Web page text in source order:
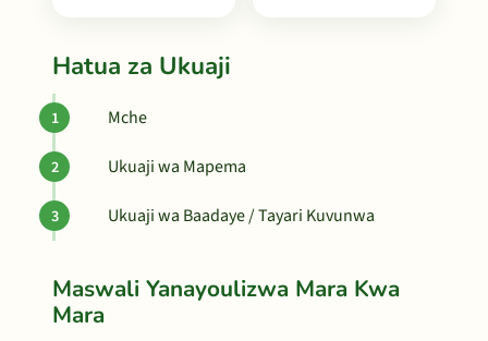
Hatua za Ukuaji
Mche
Ukuaji wa Mapema
Ukuaji wa Baadaye / Tayari Kuvunwa
Maswali Yanayoulizwa Mara Kwa
Mara